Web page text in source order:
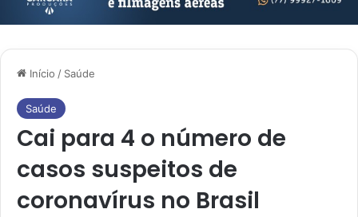
Início / Saúde
Saúde
Cai para 4 o número de
casos suspeitos de
coronavírus no Brasil